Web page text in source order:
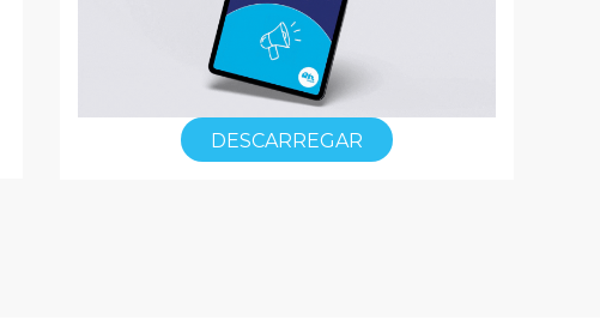
DESCARREGAR